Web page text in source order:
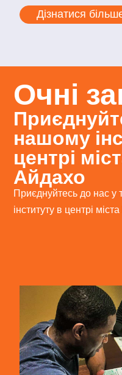
Дізнатися
Очні
нашому
центрі
Айдахо
Приєднуйтесь до нас у
інституту в центрі